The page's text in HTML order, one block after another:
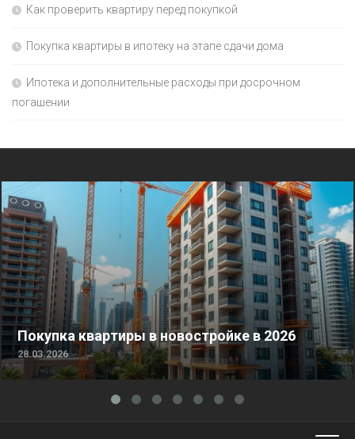
Как проверить квартиру перед покупкой
Покупка квартиры в ипотеку на этапе сдачи дома
Ипотека и дополнительные расходы при досрочном
погашении
Покупка квартиры в новостройке в 2026
28.03.2026